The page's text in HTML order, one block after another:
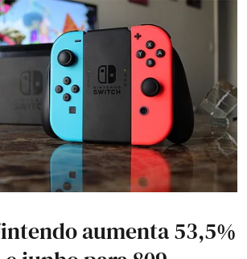
aumenta 53,5%